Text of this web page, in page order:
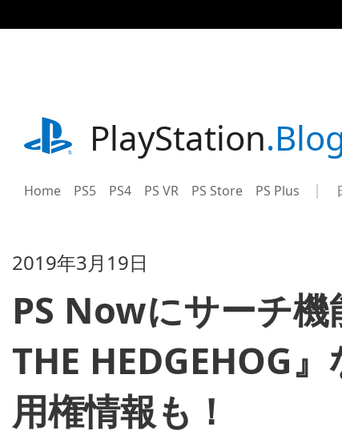
事
playstation.comPlayStation
Home PS5 PS4 PS VR PS Store PS Plus
2019年3月19日
PS Nowにサーチ
THE HEDGEHOG
用権情報も！